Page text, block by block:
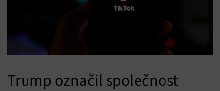
Trump označil společnost